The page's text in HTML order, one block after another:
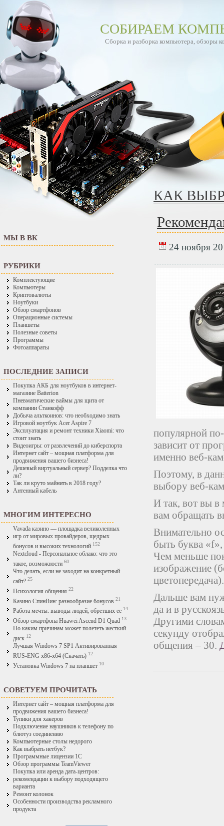
СОБИРАЕМ
Сборка и разборка компьютера, обзоры
МЫ В ВК
РУБРИКИ
Комплектующие
Компьютеры
Криптовалюты
Ноутбуки
Обзор смартфонов
Операционные системы
Планшеты
Полезные советы
Программы
Фотоаппараты
ПОСЛЕДНИЕ ЗАПИСИ
Покупка АКБ для ноутбуков в интернет-
магазине Batterion
Пневматические ваймы для щита от
компании Станкофф
Добыча альткоинов: что необходимо знать
Игровой ноутбук Acer Aspire 7
Эксплуатация и ремонт техники Xiaomi: что
стоит знать
Видеоигры: от развлечений до киберспорта
Интернет сайт – мощная платформа для
продвижения вашего бизнеса!
Дешевый виртуальный сервер? Подделка что
ли?
Так ли круто майнить в 2018 году?
Антенный кабель
МНОГИМ ИНТЕРЕСНО
Vavada казино — площадка великолепных
игр от мировых провайдеров, щедрых
бонусов и высоких технологий 152
Nextcloud - Персональное облако: что это
такое, возможности 60
Что делать, если не заходит на конкретный
сайт? 25
Психология общения 22
Казино СпинВин: разнообразие бонусов 21
Работа мечты: выводы людей, обретших ее 14
Обзор смартфона Huawei Ascend D1 Quad 13
По каким причинам может полететь жесткий
диск 12
Лучшая Windows 7 SP1 Активированная
RUS-ENG x86-x64 (Скачать) 12
Установка Windows 7 на планшет 10
СОВЕТУЕМ ПРОЧИТАТЬ
Интернет сайт – мощная платформа для
продвижения вашего бизнеса!
Тупики для хакеров
Подключение наушников к телефону по
блютуз соединению
Компьютерные столы недорого
Как выбрать нетбук?
Программные лицензии 1С
Обзор программы TeamViewer
Покупка или аренда дата-центров:
рекомендации к выбору подходящего
варианта
Ремонт колонок
Особенности производства рекламного
продукта
КАК
24 ноября
популярной
зависит от
именно веб-
Поэтому, в
выбору веб-
И так, вот вы в
вам обращать
Внимательно
быть буква
Чем меньше
изображение
цветопередача).
Дальше вам
да и в
Другими
секунду
общения – 30.